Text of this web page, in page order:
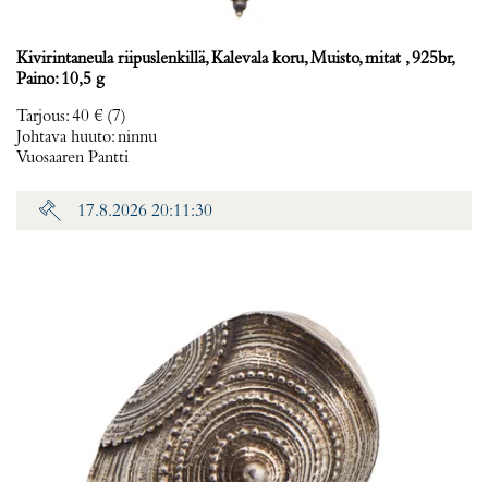
Kivirintaneula riipuslenkillä, Kalevala koru, Muisto, mitat , 925br,
Paino: 10,5 g
Tarjous:40 € (7)
Johtava huuto:ninnu
Vuosaaren Pantti
17.8.2026 20:11:30